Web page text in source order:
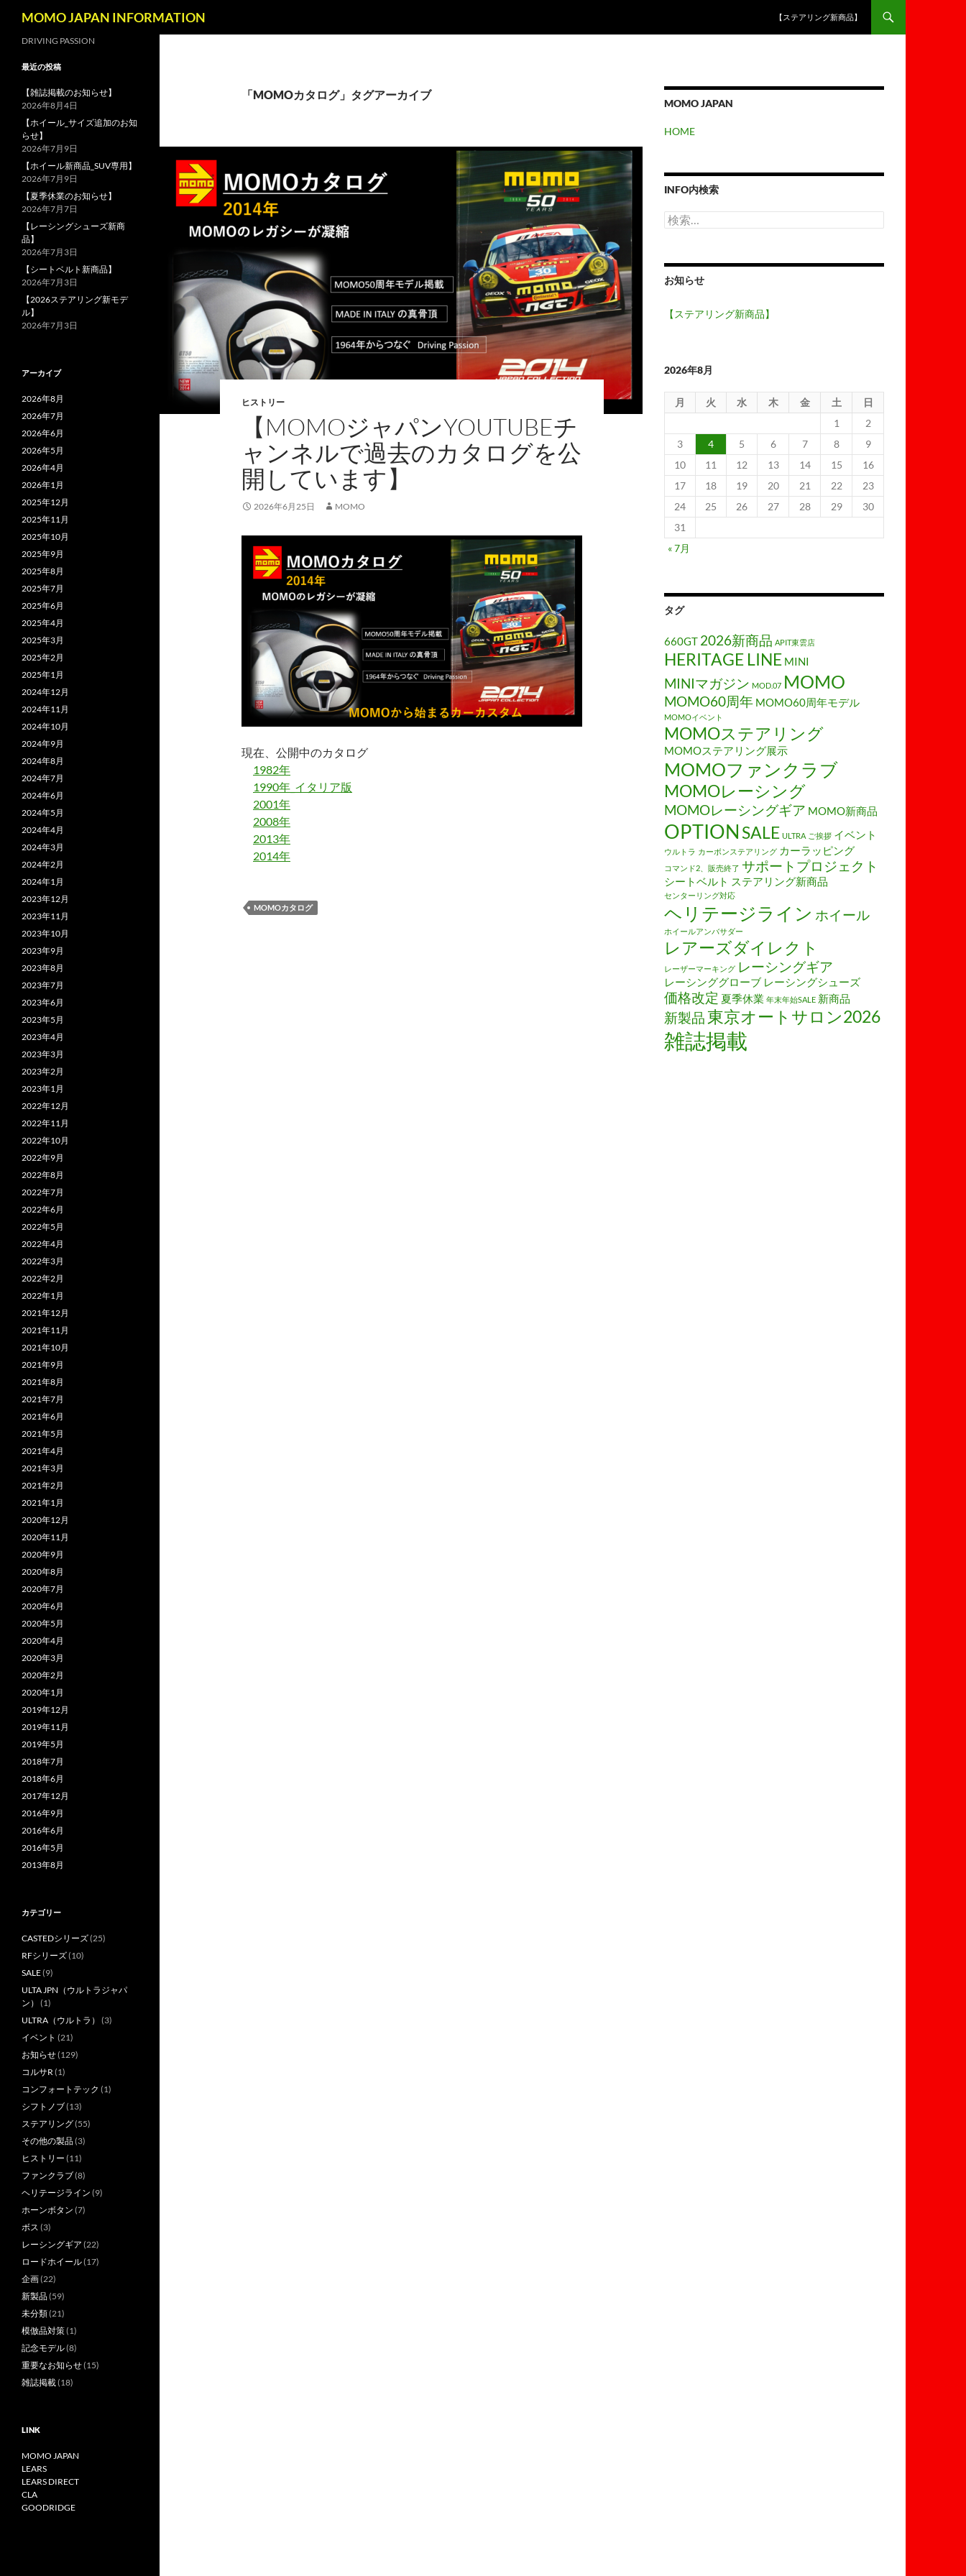
MOMO JAPAN INFORMATION 【ステアリング新商品】
「MOMOカタログ」タグアーカイブ
ヒストリー
【MOMOジャパンYOUTUBEチ
ャンネルで過去のカタログを公
開しています】
2026年6月25日 MOMO
現在、公開中のカタログ
1982年
1990年_イタリア版
2001年
2008年
2013年
2014年
MOMOカタログ
MOMO JAPAN
HOME
INFO内検索
検
索:
お知らせ
【ステアリング新商品】
2026年8月
月 火 水 木 金 土
日
1
2
3
4 5 6 7 8
9
10
11 12 13 14 15
16
17
18 19 20 21 22
23
24
25 26 27 28 29
30
31
« 7月
タグ
660GT 2026新商品 APIT東雲店
HERITAGE LINE MINI
MINIマガジン MOD.07 MOMO
MOMO60周年 MOMO60周年モデル
MOMOイベント
MOMOステアリング
MOMOステアリング展示
MOMOファンクラブ
MOMOレーシング
MOMOレーシングギア MOMO新商品
OPTION SALE ULTRA ご挨拶 イベント
ウルトラ カーボンステアリング カーラッピング
コマンド2、販売終了 サポートプロジェクト
シートベルト ステアリング新商品
センターリング対応
ヘリテージライン ホイール
ホイールアンバサダー
レアーズダイレクト
レーザーマーキング レーシングギア
レーシンググローブ レーシングシューズ
価格改定 夏季休業 年末年始SALE 新商品
新製品 東京オートサロン2026
雑誌掲載
DRIVING PASSION
最近の投稿
【雑誌掲載のお知らせ】
2026年8月4日
【ホイール_サイズ追加のお知
らせ】
2026年7月9日
【ホイール新商品_SUV専用】
2026年7月9日
【夏季休業のお知らせ】
2026年7月7日
【レーシングシューズ新商
品】
2026年7月3日
【シートベルト新商品】
2026年7月3日
【2026ステアリング新モデ
ル】
2026年7月3日
アーカイブ
2026年8月
2026年7月
2026年6月
2026年5月
2026年4月
2026年1月
2025年12月
2025年11月
2025年10月
2025年9月
2025年8月
2025年7月
2025年6月
2025年4月
2025年3月
2025年2月
2025年1月
2024年12月
2024年11月
2024年10月
2024年9月
2024年8月
2024年7月
2024年6月
2024年5月
2024年4月
2024年3月
2024年2月
2024年1月
2023年12月
2023年11月
2023年10月
2023年9月
2023年8月
2023年7月
2023年6月
2023年5月
2023年4月
2023年3月
2023年2月
2023年1月
2022年12月
2022年11月
2022年10月
2022年9月
2022年8月
2022年7月
2022年6月
2022年5月
2022年4月
2022年3月
2022年2月
2022年1月
2021年12月
2021年11月
2021年10月
2021年9月
2021年8月
2021年7月
2021年6月
2021年5月
2021年4月
2021年3月
2021年2月
2021年1月
2020年12月
2020年11月
2020年9月
2020年8月
2020年7月
2020年6月
2020年5月
2020年4月
2020年3月
2020年2月
2020年1月
2019年12月
2019年11月
2019年5月
2018年7月
2018年6月
2017年12月
2016年9月
2016年6月
2016年5月
2013年8月
カテゴリー
CASTEDシリーズ(25)
RFシリーズ(10)
SALE(9)
ULTA JPN（ウルトラジャパ
ン） (1)
ULTRA（ウルトラ） (3)
イベント (21)
お知らせ(129)
コルサR(1)
コンフォートテック (1)
シフトノブ(13)
ステアリング(55)
その他の製品(3)
ヒストリー (11)
ファンクラブ(8)
ヘリテージライン (9)
ホーンボタン (7)
ボス (3)
レーシングギア (22)
ロードホイール(17)
企画(22)
新製品(59)
未分類(21)
模倣品対策(1)
記念モデル(8)
重要なお知らせ(15)
雑誌掲載(18)
LINK
MOMO JAPAN
LEARS
LEARS DIRECT
CLA
GOODRIDGE